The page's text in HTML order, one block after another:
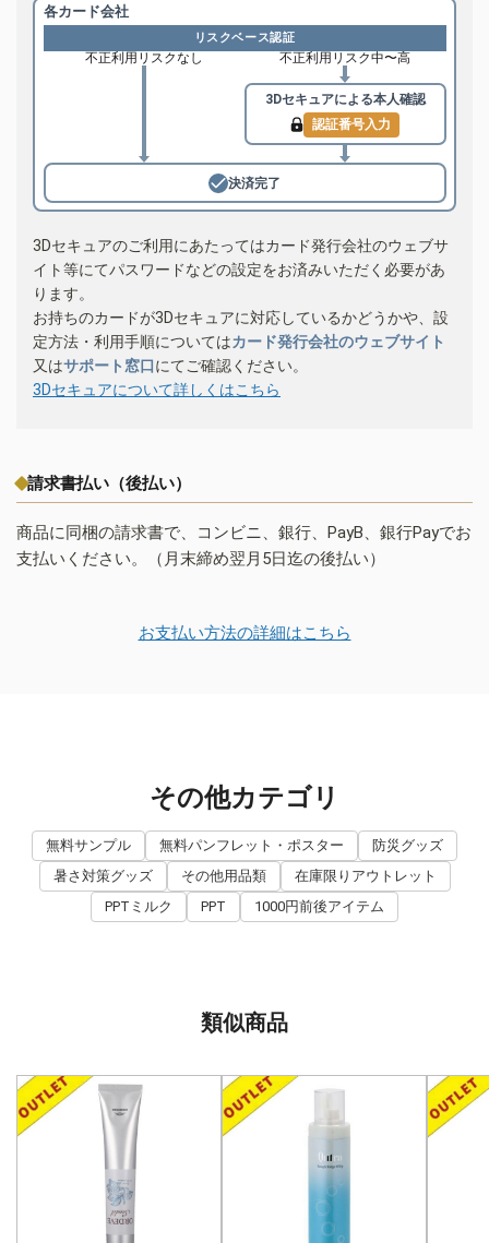
各カード会社
リスクベース認証
不正利用リスクなし 不正利用リスク中〜高
3Dセキュアによる本人確認
認証番号入力
決済完了
3Dセキュアのご利用にあたってはカード発行会社のウェブサ
イト等にてパスワードなどの設定をお済みいただく必要があ
ります。
お持ちのカードが3Dセキュアに対応しているかどうかや、設
定方法・利用手順についてはカード発行会社のウェブサイト
又はサポート窓口にてご確認ください。
3Dセキュアについて詳しくはこちら
請求書払い（後払い）
商品に同梱の請求書で、コンビニ、銀行、PayB、銀行Payでお
支払いください。（月末締め翌月5日迄の後払い）
お支払い方法の詳細はこちら
その他カテゴリ
無料サンプル 無料パンフレット・ポスター
防災グッズ
暑さ対策グッズ
その他用品類
在庫限りアウトレット
PPTミルク
PPT 1000円前後アイテム
類似商品